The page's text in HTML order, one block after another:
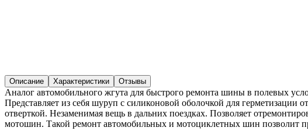
Описание Характеристики Отзывы
Аналог автомобильного жгута для быстрого ремонта шины в полевых
Представляет из себя шуруп с силиконовой оболочкой для
отверткой. Незаменимая вещь в дальних поездках. Позволяет
мотошин. Такой ремонт автомобильных и мотоциклетных шин позволит